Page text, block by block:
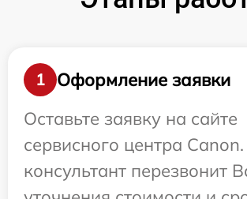
1
Оформление заявки
Оставьте заявку на сайте
сервисного центра
консультант перезвонит